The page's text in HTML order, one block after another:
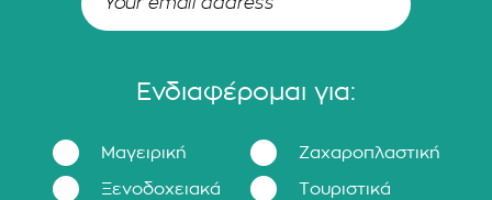
Ενδιαφέρομαι για:
Μαγειρική Ζαχαροπλαστική
Ξενοδοχειακά Τουριστικά